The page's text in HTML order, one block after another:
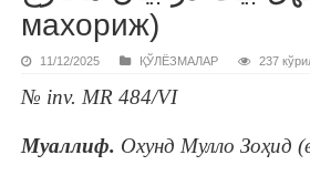
махориж)
11/12/2025 ҚЎЛЁЗМАЛАР 237
№ inv. MR 484/VI
Муаллиф. Охунд Мулло Зоҳид